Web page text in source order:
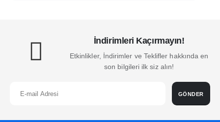
İndirimleri Kaçırmayın!
Etkinlikler, İndirimler ve Teklifler hakkında en
son bilgileri ilk siz alın!
GÖNDER